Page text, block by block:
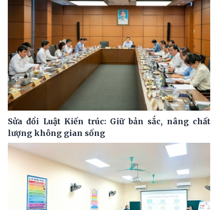
Sửa đổi Luật Kiến trúc: Giữ bản sắc, nâng chất
lượng không gian sống